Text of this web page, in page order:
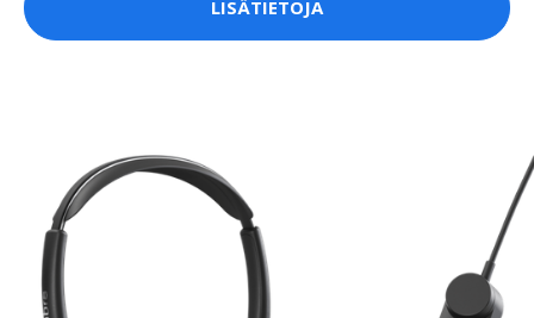
LISÄTIETOJA